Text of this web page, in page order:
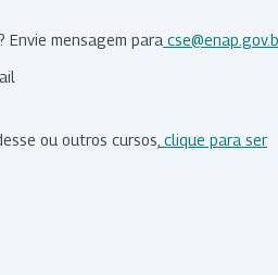
mensagem para
ou outros cursos, clique para ser